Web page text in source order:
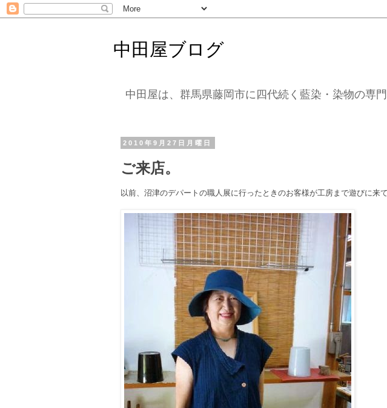
中田屋ブログ
中田屋は、群馬県藤岡市に四代続く藍染・染物の専門
2010年9月27日月曜日
ご来店。
以前、沼津のデパートの職人展に行ったときのお客様が工房まで遊びに来て